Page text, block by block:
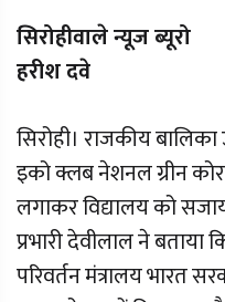
सिरोहीवाले न्यूज ब्यूरो
हरीश दवे
सिरोही। राजकीय
इको क्लब नेशनल ग्रीन
लगाकर विद्यालय को
प्रभारी देवीलाल ने
परिवर्तन मंत्रालय भारत